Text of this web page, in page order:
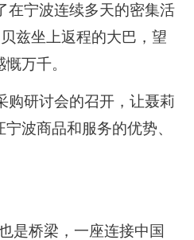
在宁波连续多天的密集活
兹坐上返程的大巴，望
万千。
购研讨会的召开，让聂莉
波商品和服务的优势、
是桥梁，一座连接中国